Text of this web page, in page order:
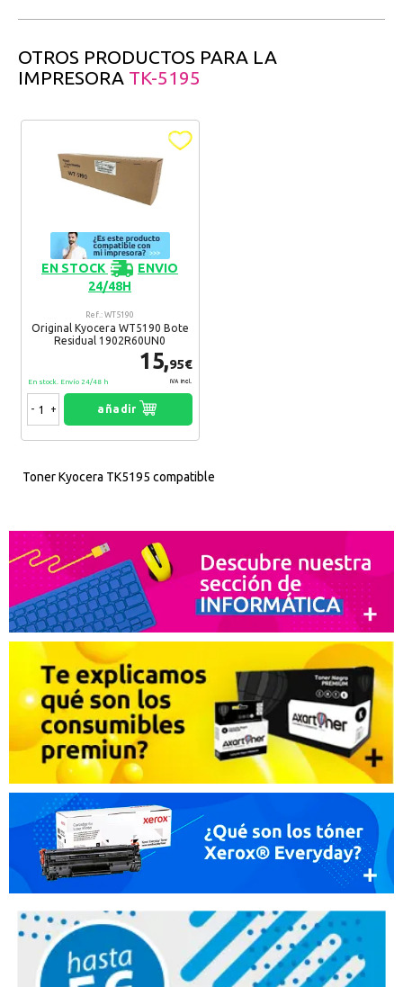
OTROS PRODUCTOS PARA LA
IMPRESORA TK-5195
EN STOCK
ENVIO
24/48H
Ref.: WT5190
Original Kyocera WT5190 Bote
Residual 1902R60UN0
15,95€
IVA Incl.
En stock. Envío 24/48 h
- + añadir
Toner Kyocera TK5195 compatible